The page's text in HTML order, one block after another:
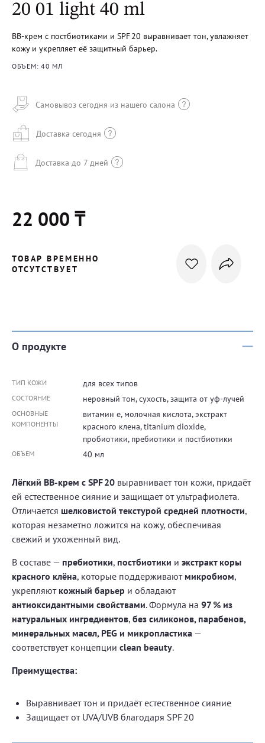
20 01 light 40 ml
BB-крем с постбиотиками и SPF 20 выравнивает тон, увлажняет
кожу и укрепляет её защитный барьер.
ОБЪЕМ: 40 МЛ
Самовывоз сегодня из нашего салона
Доставка сегодня
Доставка до 7 дней
22 000 ₸
ТОВАР ВРЕМЕННО
ОТСУТСТВУЕТ
О продукте
ТИП КОЖИ для всех типов
СОСТОЯНИЕ неровный тон, сухость, защита от уф-лучей
ОСНОВНЫЕ
КОМПОНЕНТЫ
витамин е, молочная кислота, экстракт
красного клена, titanium dioxide,
пробиотики, пребиотики и постбиотики
ОБЪЕМ 40 мл
Лёгкий BB-крем с SPF 20 выравнивает тон кожи, придаёт
ей естественное сияние и защищает от ультрафиолета.
Отличается шелковистой текстурой средней плотности,
которая незаметно ложится на кожу, обеспечивая
свежий и ухоженный вид.
В составе — пребиотики, постбиотики и экстракт коры
красного клёна, которые поддерживают микробиом,
укрепляют кожный барьер и обладают
антиоксидантными свойствами. Формула на 97 % из
натуральных ингредиентов, без силиконов, парабенов,
минеральных масел, PEG и микропластика —
соответствует концепции clean beauty.
Преимущества:
Выравнивает тон и придаёт естественное сияние
Защищает от UVA/UVB благодаря SPF 20